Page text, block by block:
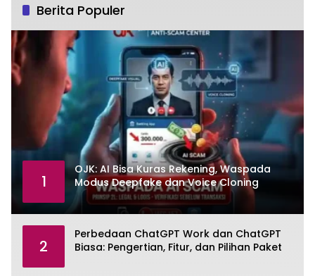
Berita Populer
1
OJK: AI Bisa Kuras Rekening, Waspada
Modus Deepfake dan Voice Cloning
2
Perbedaan ChatGPT Work dan ChatGPT
Biasa: Pengertian, Fitur, dan Pilihan Paket